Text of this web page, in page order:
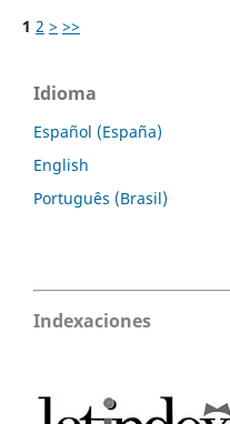
1 2 > >>
Idioma
Español (España)
English
Português (Brasil)
Indexaciones